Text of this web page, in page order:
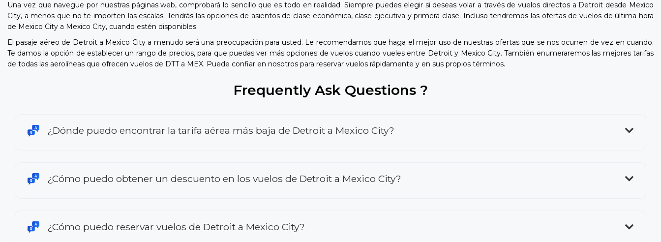
Una vez que navegue por nuestras páginas web, comprobará lo sencillo que es todo en realidad. Siempre puedes elegir si deseas volar a través de vuelos directos a Detroit desde Mexico
City, a menos que no te importen las escalas. Tendrás las opciones de asientos de clase económica, clase ejecutiva y primera clase. Incluso tendremos las ofertas de vuelos de última hora
de Mexico City a Mexico City, cuando estén disponibles.
El pasaje aéreo de Detroit a Mexico City a menudo será una preocupación para usted. Le recomendamos que haga el mejor uso de nuestras ofertas que se nos ocurren de vez en cuando.
Te damos la opción de establecer un rango de precios, para que puedas ver más opciones de vuelos cuando vueles entre Detroit y Mexico City. También enumeraremos las mejores tarifas
de todas las aerolíneas que ofrecen vuelos de DTT a MEX. Puede confiar en nosotros para reservar vuelos rápidamente y en sus propios términos.
Frequently Ask Questions ?
¿Dónde puedo encontrar la tarifa aérea más baja de Detroit a Mexico City?
¿Cómo puedo obtener un descuento en los vuelos de Detroit a Mexico City?
¿Cómo puedo reservar vuelos de Detroit a Mexico City?